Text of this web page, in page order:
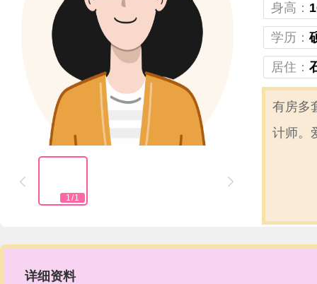

1/1

身高：
学历：
居住：
有房多
计师。
详细资料